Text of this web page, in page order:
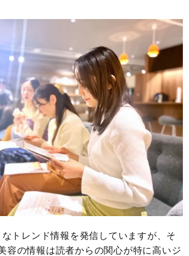
トレンド情報を発信していますが、そ
容の情報は読者からの関心が特に高いジ